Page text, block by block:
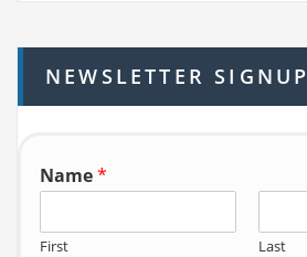
h
f
o
NEWSLETTER SIGNUP
Name*
First Last